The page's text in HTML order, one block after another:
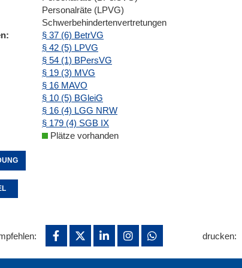
Personalräte (LPVG)
Schwerbehindertenvertretungen
§ 37 (6) BetrVG
§ 42 (5) LPVG
§ 54 (1) BPersVG
§ 19 (3) MVG
§ 16 MAVO
§ 10 (5) BGleiG
§ 16 (4) LGG NRW
§ 179 (4) SGB IX
Plätze vorhanden
drucken: